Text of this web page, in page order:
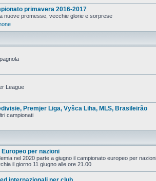
primavera 2016-2017
nuove promesse, vecchie glorie e sorprese
League
Premjer Liga, Vyšca Liha, MLS, Brasileirão
campionati
per nazioni
nel 2020 parte a giugno il campionato europeo per
il giorno 11 giugno alle ore 21.00